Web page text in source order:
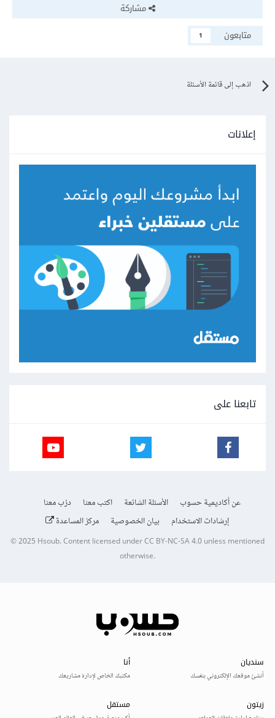
مشاركة
متابعون
1
اذهب إلى قائمة الأسئلة
إعلانات
تابعنا على
عن أكاديمية حسوب الأسئلة الشائعة اكتب معنا
درّب معنا
إرشادات الاستخدام
بيان الخصوصية مركز المساعدة
© 2025Hsoub.Content licensed underCC BY-NC-SA 4.0unless mentioned
otherwise.